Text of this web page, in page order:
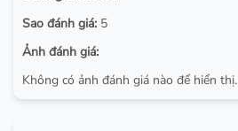
Sao đánh giá: 5
Ảnh đánh giá:
Không có ảnh đánh giá nào để hiển thị.